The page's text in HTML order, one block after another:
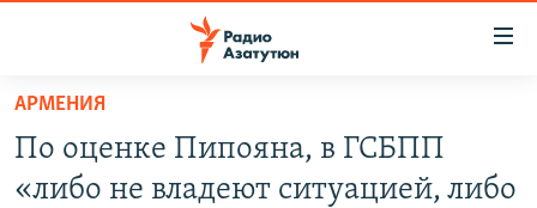
Перейти
основному
содержанию
НОВОСТИ
АРМЕНИЯ
По оценке Пипояна, в ГСБПП
«либо не владеют ситуацией, либо